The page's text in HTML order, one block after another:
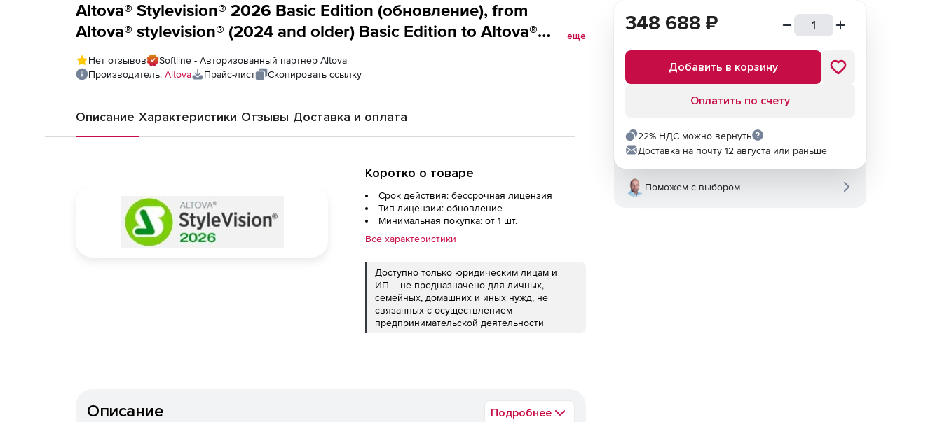
Altova® Stylevision® 2026 Basic Edition (обновление), from
Altova® stylevision® (2024 and older) Basic Edition to Altova®
stylevision® 2026 Basic Edition Installed Users (20)
еще
Нет отзывов
Softline - Авторизованный партнер Altova
Производитель: Altova Прайс-лист Скопировать ссылку
Описание Характеристики Отзывы Доставка и оплата
Коротко о товаре
Срок действия: бессрочная лицензия
Тип лицензии: обновление
Минимальная покупка: от 1 шт.
Все характеристики
Доступно только юридическим лицам и
ИП – не предназначено для личных,
семейных, домашних и иных нужд, не
связанных с осуществлением
предпринимательской деятельности
Описание Подробнее
348 688 ₽
Добавить в корзину
Оплатить по счету
22% НДС можно вернуть
Доставка на почту 12 августа или раньше
Поможем с выбором